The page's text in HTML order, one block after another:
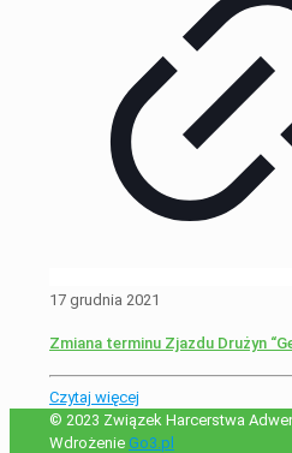
17 grudnia 2021
Zmiana terminu Zjazdu Drużyn
Czytaj więcej
© 2023 Związek Harcerstwa
Wdrożenie Go3.pl